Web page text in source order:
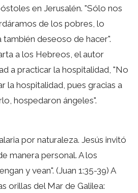
en Jerusalén. "Sólo nos
de los pobres, lo
deseoso de hacer".
a los Hebreos, el autor
a practicar la hospitalidad, "No
la hospitalidad, pues gracias a
hospedaron ángeles".
por naturaleza. Jesús invitó
manera personal. A los
y vean". (Juan 1:35-39) A
orillas del Mar de Galilea: